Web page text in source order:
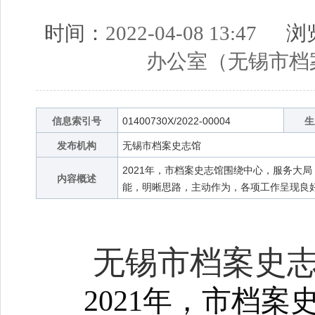
时间： 2022-04-08 13:47 浏
办公室（无锡市
信息索引号 01400730X/2022-00004
发布机构 无锡市档案史志馆
内容概述
2021年，市档案史志馆围绕中心，服务大
能，明晰思路，主动作为，各项工作呈现良
无锡市档案史
2021年，市档案